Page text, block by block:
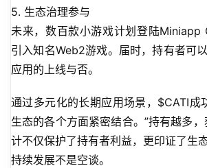
5. 生态治理参与
未来，数百款小游戏计划登陆Miniapp
引入知名Web2游戏。届时，持有者可
应用的上线与否。
通过多元化的长期应用场景，$CATI成
生态的各个方面紧密结合。”持有越多
计不仅保护了持有者利益，更印证了生
持续发展不是空谈。